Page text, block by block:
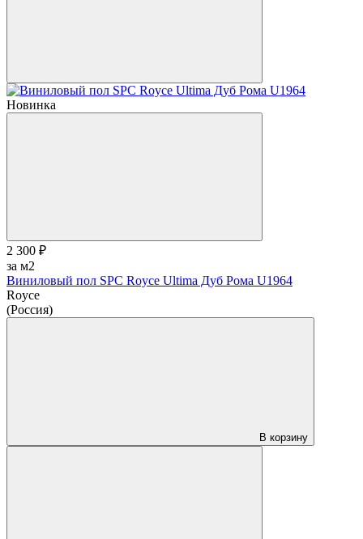
Новинка
2 300 ₽
за м2
Виниловый пол SPC Royce Ultima Дуб Рома U1964
Royce
(Россия)
В корзину